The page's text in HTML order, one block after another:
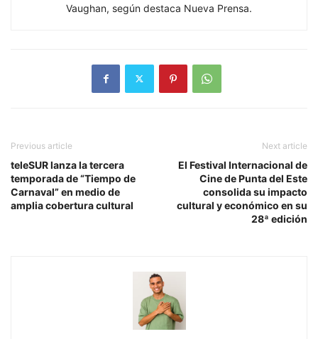
Vaughan, según destaca Nueva Prensa.
Previous article
teleSUR lanza la tercera
temporada de “Tiempo de
Carnaval” en medio de
amplia cobertura cultural
Next article
El Festival Internacional de
Cine de Punta del Este
consolida su impacto
cultural y económico en su
28ª edición